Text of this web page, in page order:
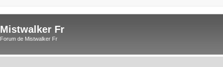
Mistwalker Fr
Forum de Mistwalker Fr